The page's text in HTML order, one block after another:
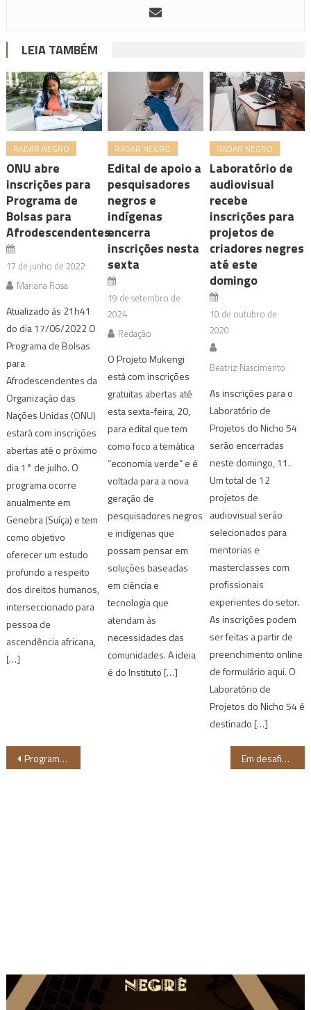
LEIA TAMBÉM
RADAR NEGRO
ONU abre
inscrições para
Programa de
Bolsas para
Afrodescendentes
17 de junho de 2022
Mariana Rosa
Atualizado às 21h41
do dia 17/06/2022 O
Programa de Bolsas
para
Afrodescendentes da
Organização das
Nações Unidas (ONU)
estará com inscrições
abertas até o próximo
dia 1° de julho. O
programa ocorre
anualmente em
Genebra (Suíça) e tem
como objetivo
oferecer um estudo
profundo a respeito
dos direitos humanos,
interseccionado para
pessoa de
ascendência africana,
[…]
RADAR NEGRO
Edital de apoio a
pesquisadores
negros e
indígenas
encerra
inscrições nesta
sexta
19 de setembro de
2024
Redação
O Projeto Mukengi
está com inscrições
gratuitas abertas até
esta sexta-feira, 20,
para edital que tem
como foco a temática
“economia verde” e é
voltada para a nova
geração de
pesquisadores negros
e indígenas que
possam pensar em
soluções baseadas
em ciência e
tecnologia que
atendam às
necessidades das
comunidades. A ideia
é do Instituto […]
RADAR NEGRO
Laboratório de
audiovisual
recebe
inscrições para
projetos de
criadores negres
até este
domingo
10 de outubro de
2020
Beatriz Nascimento
As inscrições para o
Laboratório de
Projetos do Nicho 54
serão encerradas
neste domingo, 11.
Um total de 12
projetos de
audiovisual serão
selecionados para
mentorias e
masterclasses com
profissionais
experientes do setor.
As inscrições podem
ser feitas a partir de
preenchimento online
de formulário aqui. O
Laboratório de
Projetos do Nicho 54 é
destinado […]
Navegação
Programa de inglês exclusivo para pessoas negras recebe inscrições até 25 de agosto Em desafio de moda, Dendezeiro cria peças icônicas e bolsa Filtro de Barro